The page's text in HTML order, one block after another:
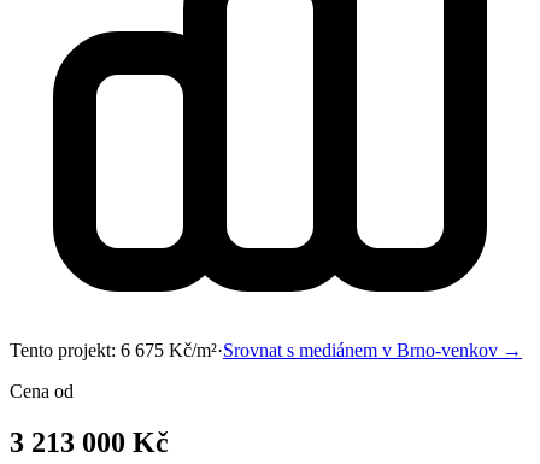
Tento projekt: 6 675 Kč/m²·Srovnat s mediánem v Brno-venkov →
Cena od
3 213 000 Kč